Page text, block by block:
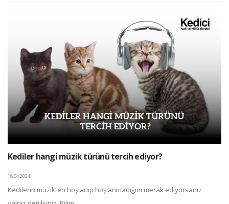
Kediler hangi müzik türünü tercih ediyor?
18.04.2024
Kedilerin müzikten hoşlanıp hoşlanmadığını merak ediyorsanız